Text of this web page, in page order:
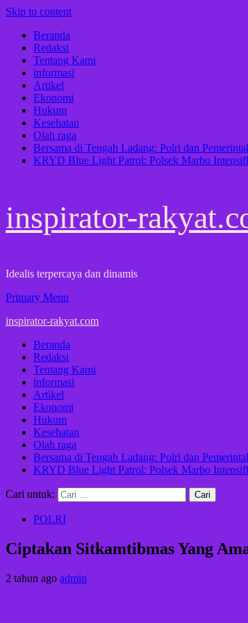
Skip to content
Beranda
Redaksi
Tentang Kami
informasi
Artikel
Ekonomi
Hukum
Kesehatan
Olah raga
Bersama di Tengah Ladang: Polri dan
KRYD Blue Light Patrol: Polsek Marbo
inspirator-
Idealis terpercaya dan dinamis
Primary Menu
inspirator-rakyat.com
Beranda
Redaksi
Tentang Kami
informasi
Artikel
Ekonomi
Hukum
Kesehatan
Olah raga
Bersama di Tengah Ladang: Polri dan
KRYD Blue Light Patrol: Polsek Marbo
Cari untuk:
POLRI
Ciptakan Sitkamtibmas Yang
2 tahun ago admin